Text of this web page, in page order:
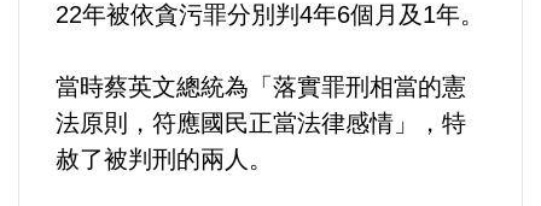
22年被依貪污罪分別判4年6個月及1年。
當時蔡英文總統為「落實罪刑相當的憲
法原則，符應國民正當法律感情」，特
赦了被判刑的兩人。